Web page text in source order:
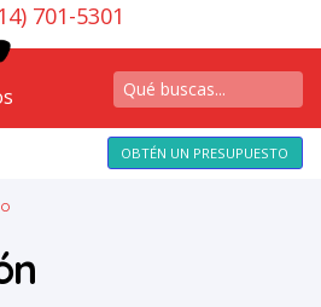
701-5301
OBTÉN UN PRESUPUESTO